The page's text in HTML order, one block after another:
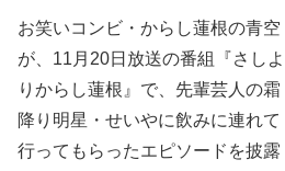
お笑いコンビ・からし蓮根の青空
が、11月20日放送の番組『さしよ
りからし蓮根』で、先輩芸人の霜
降り明星・せいやに飲みに連れて
行ってもらったエピソードを披露